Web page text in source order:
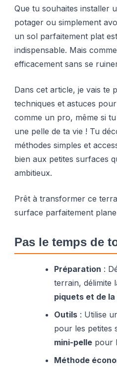
Que tu souhaites installer
potager ou simplement
un sol parfaitement plat
indispensable. Mais
efficacement sans se
Dans cet article, je vais te
techniques et astuces
comme un pro, même si tu
une pelle de ta vie ! Tu
méthodes simples et
bien aux petites surfaces
ambitieux.
Prêt à transformer ce
surface parfaitement
Pas le temps de
Préparation :
terrain, délimite
piquets et de
Outils : Utilise
pour les petites
mini-pelle pour
Méthode